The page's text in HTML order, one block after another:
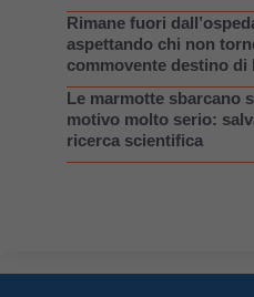
Rimane fuori
aspettando chi non
commovente destino di
Le marmotte sbarcano
motivo molto serio:
ricerca scientifica